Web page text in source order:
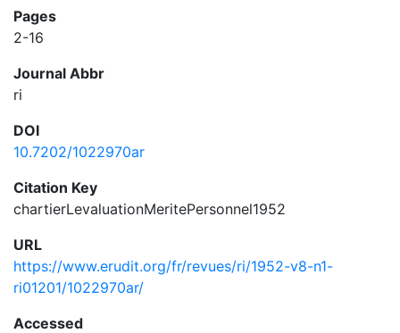
Pages
2-16
Journal Abbr
ri
DOI
10.7202/1022970ar
Citation Key
chartierLevaluationMeritePersonnel1952
URL
https://www.erudit.org/fr/revues/ri/1952-v8-n1-
ri01201/1022970ar/
Accessed